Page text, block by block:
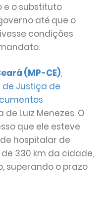
o substituto
até que o
condições
(MP-CE),
Justiça de
Luiz Menezes. O
que ele esteve
hospitalar de
330 km da cidade,
superando o prazo